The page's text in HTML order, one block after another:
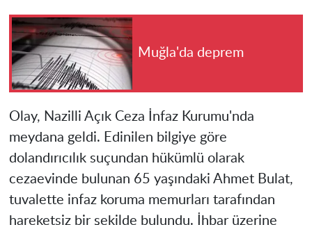
Muğla'da deprem
Olay, Nazilli Açık Ceza İnfaz Kurumu'nda
meydana geldi. Edinilen bilgiye göre
dolandırıcılık suçundan hükümlü olarak
cezaevinde bulunan 65 yaşındaki Ahmet Bulat,
tuvalette infaz koruma memurları tarafından
hareketsiz bir şekilde bulundu. İhbar üzerine